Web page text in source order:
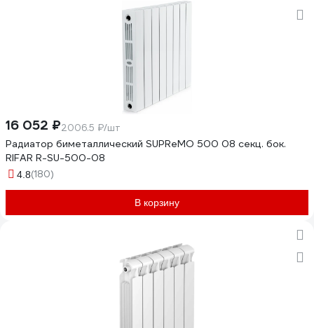
16 052 ₽2006.5 ₽/шт
Радиатор биметаллический SUPReMO 500 08 секц. бок.
RIFAR R-SU-500-08
4.8(180)
В корзину